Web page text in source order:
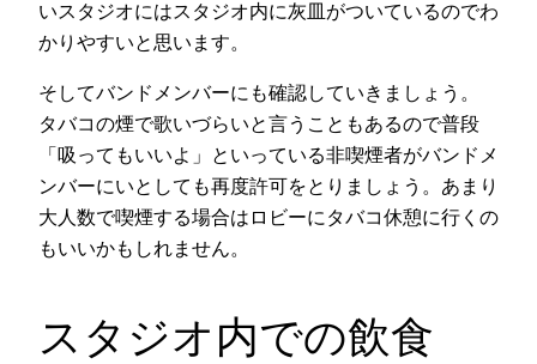
いスタジオにはスタジオ内に灰皿がついているのでわ
かりやすいと思います。
そしてバンドメンバーにも確認していきましょう。
タバコの煙で歌いづらいと言うこともあるので普段
「吸ってもいいよ」といっている非喫煙者がバンドメ
ンバーにいとしても再度許可をとりましょう。あまり
大人数で喫煙する場合はロビーにタバコ休憩に行くの
もいいかもしれません。
スタジオ内での飲食